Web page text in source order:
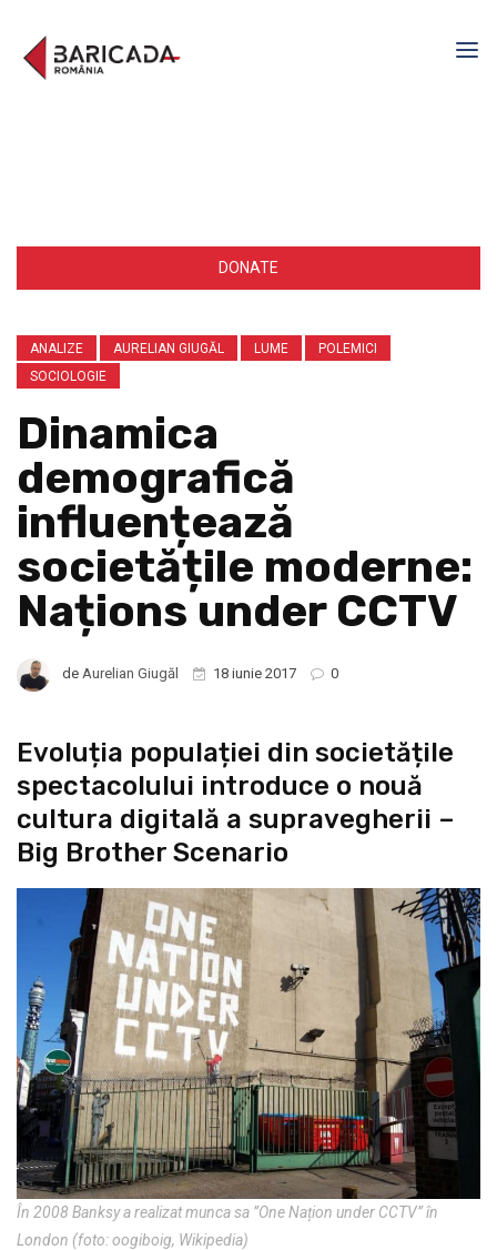
DONATE
ANALIZE AURELIAN GIUGĂL LUME
POLEMICI
SOCIOLOGIE
Dinamica
demografică
influențează
societățile moderne:
Națions under CCTV
de Aurelian Giugăl 18 iunie 2017 0
Evoluția populației din societățile
spectacolului introduce o nouă
cultura digitală a supravegherii –
Big Brother Scenario
În 2008 Banksy a realizat munca sa ”One Națion under CCTV” în
London (foto: oogiboig, Wikipedia)